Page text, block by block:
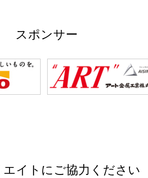
スポンサー
エイトにご協力ください